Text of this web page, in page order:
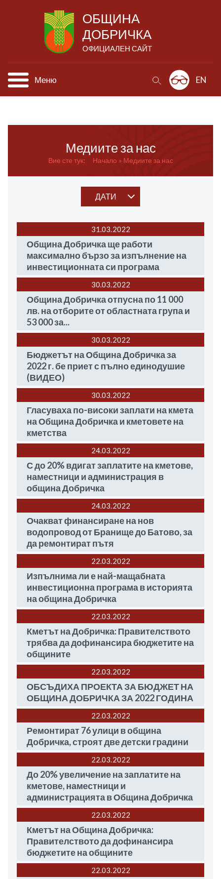
ОБЩИНА
ДОБРИЧКА
ОФИЦИАЛЕН САЙТ
Меню EN
Медиите за нас
Вие сте тук: Начало Медиите за нас
ДАТИ
31.03 2022
Община Добричка ще работи
максимално бързо за изпълнение на
инвестиционната си програма
30.03 2022
Община Добричка отпусна по 11 000
лв. на отборите от областната група и
53 000 за...
30.03 2022
Бюджетът на Община Добричка за
2022 г. бе приет с пълно единодушие
(ВИДЕО)
30.03 2022
Гласуваха по-високи заплати на кмета
на Община Добричка и кметовете на
кметства
24.03 2022
С до 20% вдигат заплатите на кметове,
наместници и администрация в
община Добричка
24.03 2022
Очакват финансиране на нов
водопровод от Бранище до Батово, за
да ремонтират пътя
22.03 2022
Изпълнима ли е най-мащабната
инвестиционна програма в историята
на община Добричка
22.03 2022
Кметът на Добричка: Правителството
трябва да дофинансира бюджетите на
общините
22.03 2022
ОБСЪДИХА ПРОЕКТА ЗА БЮДЖЕТ НА
ОБЩИНА ДОБРИЧКА ЗА 2022 ГОДИНА
22.03 2022
Ремонтират 76 улици в община
Добричка, строят две детски градини
22.03 2022
До 20% увеличение на заплатите на
кметове, наместници и
администрацията в Община Добричка
22.03 2022
Кметът на Община Добричка:
Правителството да дофинансира
бюджетите на общините
22.03 2022